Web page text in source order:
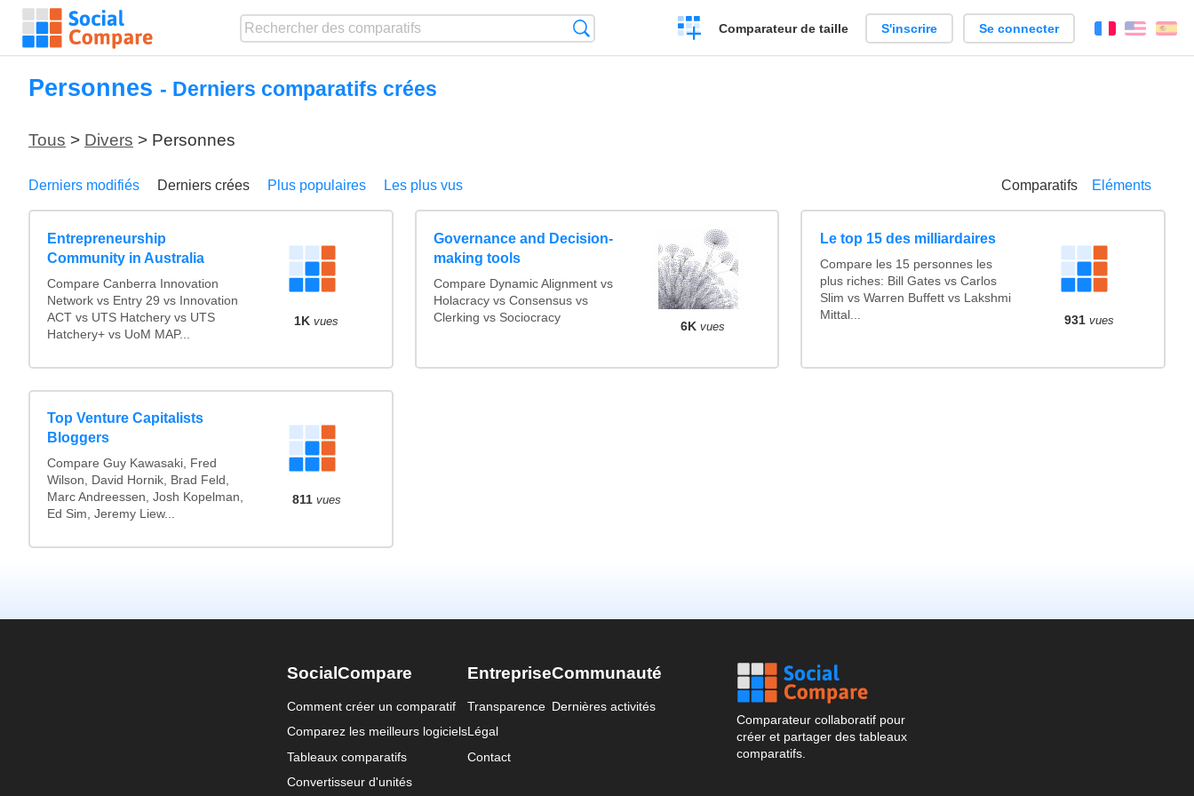
Créer
un
Comparateur de taille S'inscrire Se connecter FrançaisEnglish
Personnes - Derniers comparatifs crées
Tous > Divers > Personnes
Derniers modifiés Derniers crées Plus populaires Les plus vus Comparatifs Eléments
Entrepreneurship
Community in Australia
Compare Canberra Innovation
Network vs Entry 29 vs Innovation
ACT vs UTS Hatchery vs UTS
Hatchery+ vs UoM MAP...
1K vues
Governance and Decision-
making tools
Compare Dynamic Alignment vs
Holacracy vs Consensus vs
Clerking vs Sociocracy
6K vues
Le top 15 des milliardaires
Compare les 15 personnes les
plus riches: Bill Gates vs Carlos
Slim vs Warren Buffett vs Lakshmi
Mittal...
931 vues
Top Venture Capitalists
Bloggers
Compare Guy Kawasaki, Fred
Wilson, David Hornik, Brad Feld,
Marc Andreessen, Josh Kopelman,
Ed Sim, Jeremy Liew...
811 vues
SocialCompare
Comment créer un comparatif
Comparez les meilleurs logiciels
Tableaux comparatifs
Convertisseur d'unités
Entreprise
Transparence
Légal
Contact
Communauté
Dernières activités
Comparateur collaboratif pour
créer et partager des tableaux
comparatifs.